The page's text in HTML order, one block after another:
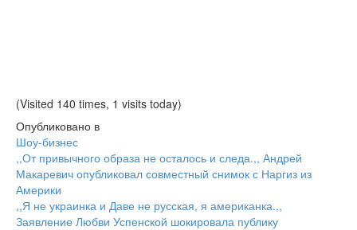
(Visited 140 times, 1 visits today)
Опубликовано в
Шоу-бизнес
Навигация
,,От привычного образа не осталось и следа.,, Андрей
Макаревич опубликовал совместный снимок с Наргиз из
Америки
,,Я не украинка и Даве не русская, я американка.,,
Заявление Любви Успенской шокировала публику